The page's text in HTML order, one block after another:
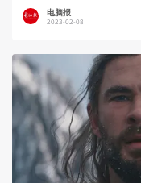
电脑报
2023-02-08